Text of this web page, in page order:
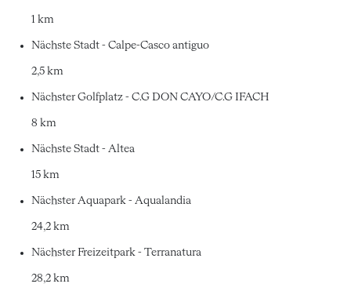
1 km
Nächste Stadt - Calpe-Casco antiguo
2,5 km
Nächster Golfplatz - C.G DON CAYO/C.G IFACH
8 km
Nächste Stadt - Altea
15 km
Nächster Aquapark - Aqualandia
24,2 km
Nächster Freizeitpark - Terranatura
28,2 km